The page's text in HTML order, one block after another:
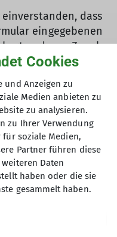
dass
eingegebenen
und zum Zweck
und
wiederrufen
Absenden
Cookies
und Anzeigen zu
Medien anbieten zu
zu analysieren.
zu Ihrer Verwendung
für soziale Medien,
Partner führen diese
Daten
haben oder die sie
gesammelt haben.